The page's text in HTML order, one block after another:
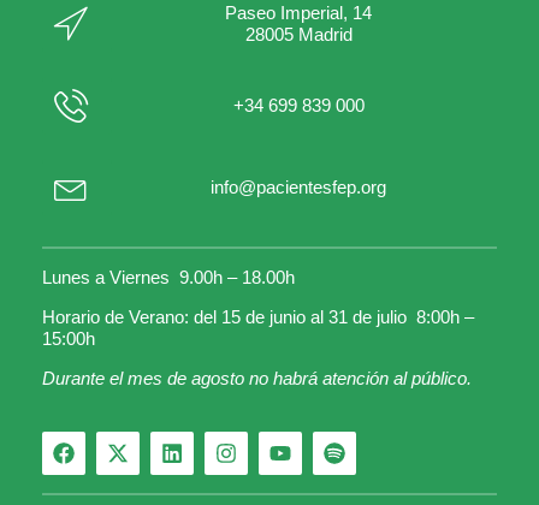
Paseo Imperial, 14
28005 Madrid
+34 699 839 000
info@pacientesfep.org
Lunes a Viernes 9.00h – 18.00h
Horario de Verano: del 15 de junio al 31 de julio 8:00h –
15:00h
Durante el mes de agosto no habrá atención al público.